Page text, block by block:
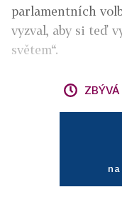
parlamentních
vyzval, aby si teď
světem“.